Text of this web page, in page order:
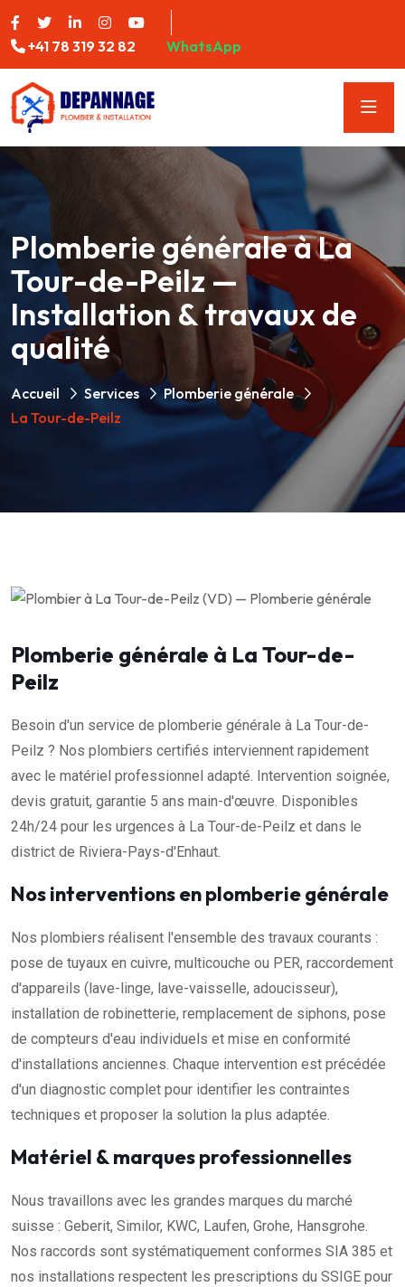
+41 78 319 32 82 WhatsApp
Plomberie générale à La
Tour-de-Peilz —
Installation & travaux de
qualité
Accueil Services
Plomberie générale
La Tour-de-Peilz
Plomberie générale à La Tour-de-
Peilz
Besoin d'un service de plomberie générale à La Tour-de-
Peilz ? Nos plombiers certifiés interviennent rapidement
avec le matériel professionnel adapté. Intervention soignée,
devis gratuit, garantie 5 ans main-d'œuvre. Disponibles
24h/24 pour les urgences à La Tour-de-Peilz et dans le
district de Riviera-Pays-d'Enhaut.
Nos interventions en plomberie générale
Nos plombiers réalisent l'ensemble des travaux courants :
pose de tuyaux en cuivre, multicouche ou PER, raccordement
d'appareils (lave-linge, lave-vaisselle, adoucisseur),
installation de robinetterie, remplacement de siphons, pose
de compteurs d'eau individuels et mise en conformité
d'installations anciennes. Chaque intervention est précédée
d'un diagnostic complet pour identifier les contraintes
techniques et proposer la solution la plus adaptée.
Matériel & marques professionnelles
Nous travaillons avec les grandes marques du marché
suisse : Geberit, Similor, KWC, Laufen, Grohe, Hansgrohe.
Nos raccords sont systématiquement conformes SIA 385 et
nos installations respectent les prescriptions du SSIGE pour